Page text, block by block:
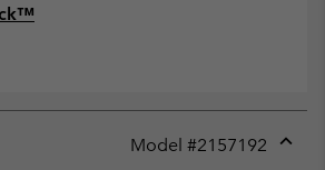
Model #2157192